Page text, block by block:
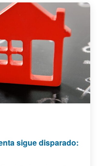
sigue disparado: